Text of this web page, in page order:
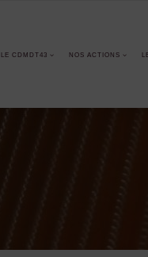
LE CDMDT43 NOS ACTIONS